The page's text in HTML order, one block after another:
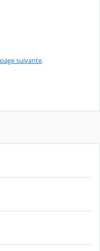
page suivante.